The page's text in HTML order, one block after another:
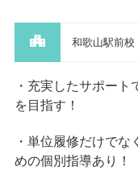
和歌山駅前校
充実したサポート
を目指す！
単位履修だけでな
めの個別指導あり！